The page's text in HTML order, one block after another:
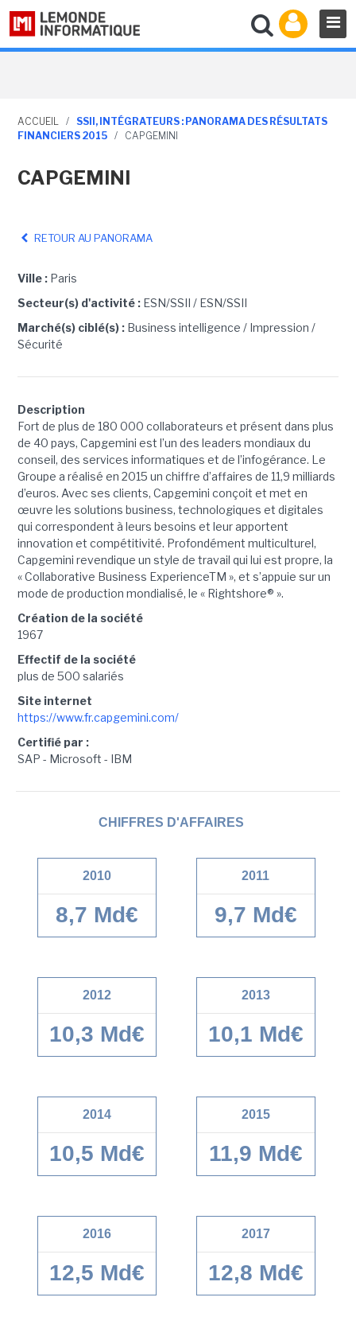
ACCUEIL /
SSII, INTÉGRATEURS : PANORAMA DES RÉSULTATS
FINANCIERS 2015
/ CAPGEMINI
CAPGEMINI
RETOUR AU PANORAMA
Ville : Paris
Secteur(s) d'activité : ESN/SSII / ESN/SSII
Marché(s) ciblé(s) : Business intelligence / Impression /
Sécurité
Description
Fort de plus de 180 000 collaborateurs et présent dans plus
de 40 pays, Capgemini est l’un des leaders mondiaux du
conseil, des services informatiques et de l’infogérance. Le
Groupe a réalisé en 2015 un chiffre d’affaires de 11,9 milliards
d’euros. Avec ses clients, Capgemini conçoit et met en
œuvre les solutions business, technologiques et digitales
qui correspondent à leurs besoins et leur apportent
innovation et compétitivité. Profondément multiculturel,
Capgemini revendique un style de travail qui lui est propre, la
« Collaborative Business ExperienceTM », et s’appuie sur un
mode de production mondialisé, le « Rightshore® ».
Création de la société
1967
Effectif de la société
plus de 500 salariés
Site internet
https://www.fr.capgemini.com/
Certifié par :
SAP - Microsoft - IBM
CHIFFRES D'AFFAIRES
2010
8,7 Md€
2011
9,7 Md€
2012
10,3 Md€
2013
10,1 Md€
2014
10,5 Md€
2015
11,9 Md€
2016
12,5 Md€
2017
12,8 Md€